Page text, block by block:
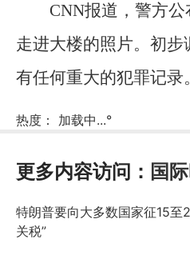
CNN报道，警方
走进大楼的照片。初
有任何重大的犯罪记录。
热度： 加载中...°
更多内容访问： 国
特朗普要向大多数国家征15至
关税”